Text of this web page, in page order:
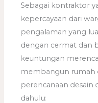
Sebagai kontraktor
kepercayaan dari
pengalaman yang
dengan cermat dan
keuntungan
membangun rumah
perencanaan desain
dahulu: